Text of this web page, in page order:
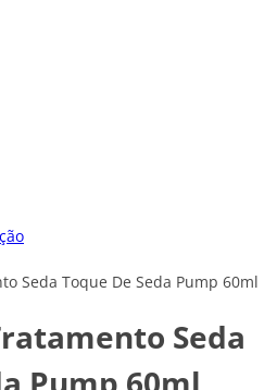
Seda Toque De Seda Pump 60ml
Seda